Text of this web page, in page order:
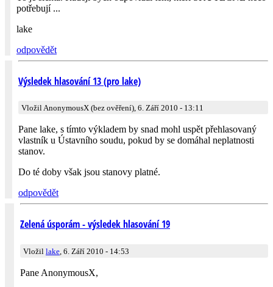
potřebují ...
lake
odpovědět
Výsledek hlasování 13 (pro lake)
Vložil AnonymousX (bez ověření), 6. Září 2010 - 13:11
Pane lake, s tímto výkladem by snad mohl uspět přehlasovaný
vlastník u Ústavního soudu, pokud by se domáhal neplatnosti
stanov.
Do té doby však jsou stanovy platné.
odpovědět
Zelená úsporám - výsledek hlasování 19
Vložil lake , 6. Září 2010 - 14:53
Pane AnonymousX,